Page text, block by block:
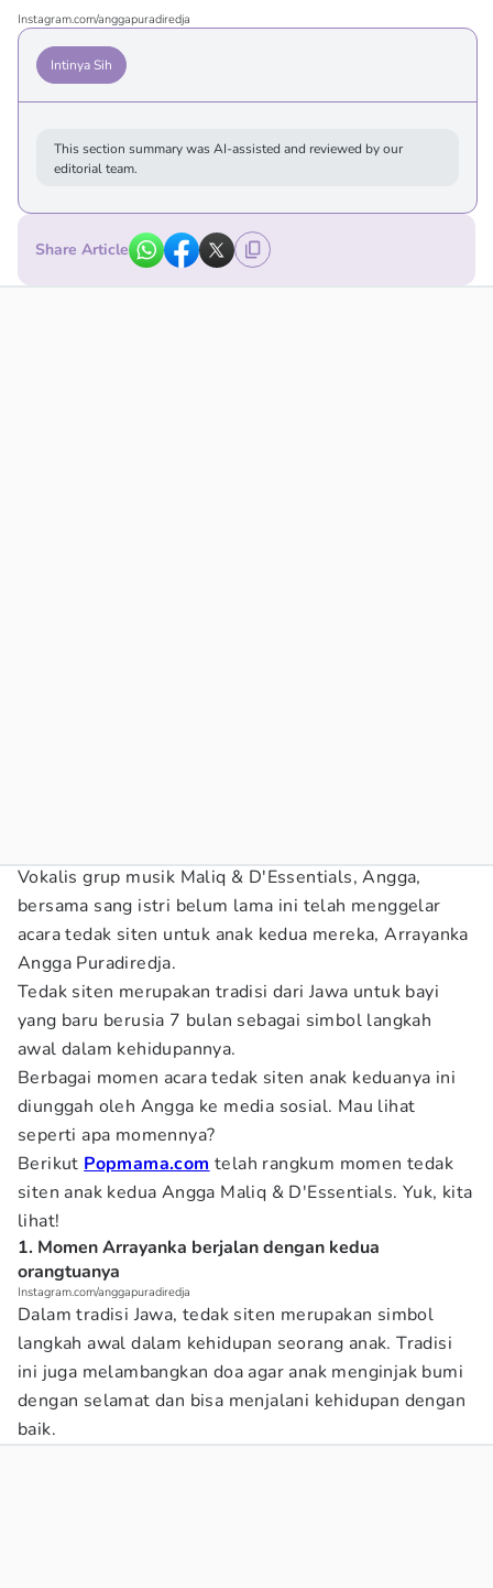
Instagram.com/anggapuradiredja
Intinya Sih
This section summary was AI-assisted and reviewed by our
editorial team.
Share Article
Vokalis grup musik Maliq & D'Essentials, Angga,
bersama sang istri belum lama ini telah menggelar
acara tedak siten untuk anak kedua mereka, Arrayanka
Angga Puradiredja.
Tedak siten merupakan tradisi dari Jawa untuk bayi
yang baru berusia 7 bulan sebagai simbol langkah
awal dalam kehidupannya.
Berbagai momen acara tedak siten anak keduanya ini
diunggah oleh Angga ke media sosial. Mau lihat
seperti apa momennya?
Berikut Popmama.com telah rangkum momen tedak
siten anak kedua Angga Maliq & D'Essentials. Yuk, kita
lihat!
1. Momen Arrayanka berjalan dengan kedua
orangtuanya
Instagram.com/anggapuradiredja
Dalam tradisi Jawa, tedak siten merupakan simbol
langkah awal dalam kehidupan seorang anak. Tradisi
ini juga melambangkan doa agar anak menginjak bumi
dengan selamat dan bisa menjalani kehidupan dengan
baik.